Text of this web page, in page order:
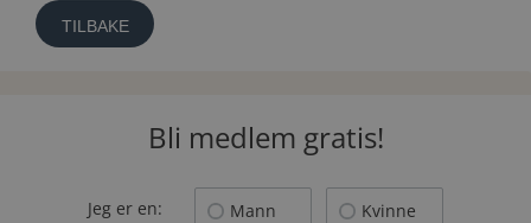
TILBAKE
Bli medlem gratis!
Jeg er en: Mann Kvinne